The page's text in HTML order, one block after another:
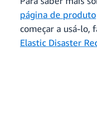
página de produto
começar a usá-lo,
Elastic Disaster